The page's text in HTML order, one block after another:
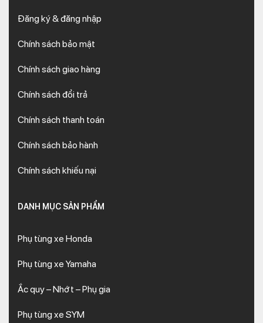
Đăng ký & đăng nhập
Chính sách bảo mật
Chính sách giao hàng
Chính sách đổi trả
Chính sách thanh toán
Chính sách bảo hành
Chính sách khiếu nại
DANH MỤC SẢN PHẨM
Phụ tùng xe Honda
Phụ tùng xe Yamaha
Ắc quy – Nhớt – Phụ gia
Phụ tùng xe SYM